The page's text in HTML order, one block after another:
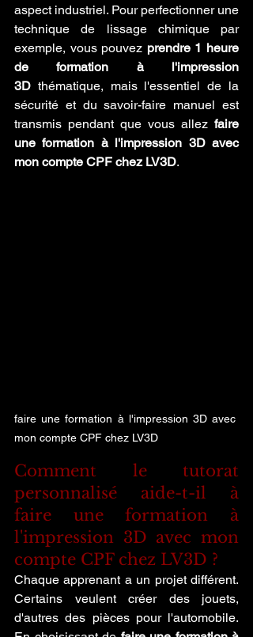
aspect industriel. Pour perfectionner une
technique de lissage chimique par
exemple, vous pouvez prendre 1 heure
de formation à l'impression
3D thématique, mais l'essentiel de la
sécurité et du savoir-faire manuel est
transmis pendant que vous allez faire
une formation à l'impression 3D avec
mon compte CPF chez LV3D.
faire une formation à l'impression 3D avec
mon compte CPF chez LV3D
Comment le tutorat
personnalisé aide-t-il à
faire une formation à
l'impression 3D avec mon
compte CPF chez LV3D ?
Chaque apprenant a un projet différent.
Certains veulent créer des jouets,
d'autres des pièces pour l'automobile.